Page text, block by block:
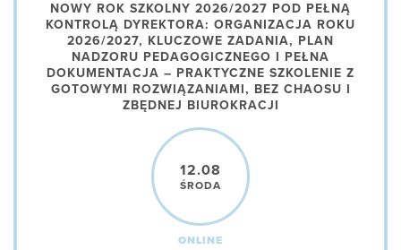
NOWY ROK SZKOLNY 2026/2027 POD PEŁNĄ
KONTROLĄ DYREKTORA: ORGANIZACJA ROKU
2026/2027, KLUCZOWE ZADANIA, PLAN
NADZORU PEDAGOGICZNEGO I PEŁNA
DOKUMENTACJA – PRAKTYCZNE SZKOLENIE Z
GOTOWYMI ROZWIĄZANIAMI, BEZ CHAOSU I
ZBĘDNEJ BIUROKRACJI
12.08
ŚRODA
ONLINE